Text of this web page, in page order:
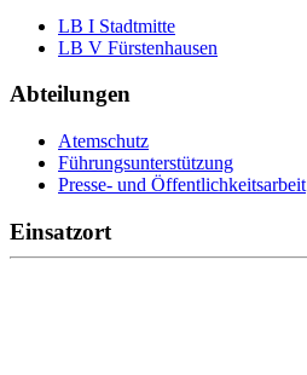
LB I Stadtmitte
LB V Fürstenhausen
Abteilungen
Atemschutz
Führungsunterstützung
Presse- und Öffentlichkeitsarbeit
Einsatzort